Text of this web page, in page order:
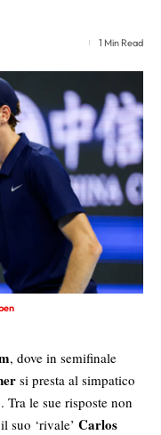
1 Min Read
, dove in semifinale
si presta al simpatico
. Tra le sue risposte non
suo ‘rivale’ Carlos